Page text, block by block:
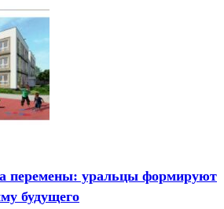
перемены: уральцы формируют
будущего